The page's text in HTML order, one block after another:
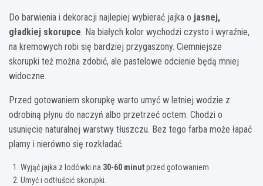
Do barwienia i dekoracji najlepiej wybierać jajka o jasnej,
gładkiej skorupce. Na białych kolor wychodzi czysto i wyraźnie,
na kremowych robi się bardziej przygaszony. Ciemniejsze
skorupki też można zdobić, ale pastelowe odcienie będą mniej
widoczne.
Przed gotowaniem skorupkę warto umyć w letniej wodzie z
odrobiną płynu do naczyń albo przetrzeć octem. Chodzi o
usunięcie naturalnej warstwy tłuszczu. Bez tego farba może łapać
plamy i nierówno się rozkładać.
Wyjąć jajka z lodówki na 30-60 minutprzed gotowaniem.
Umyć i odtłuścić skorupki.